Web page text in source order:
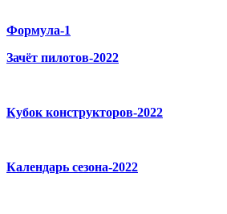
Формула-1
Зачёт пилотов-2022
Кубок конструкторов-2022
Календарь сезона-2022